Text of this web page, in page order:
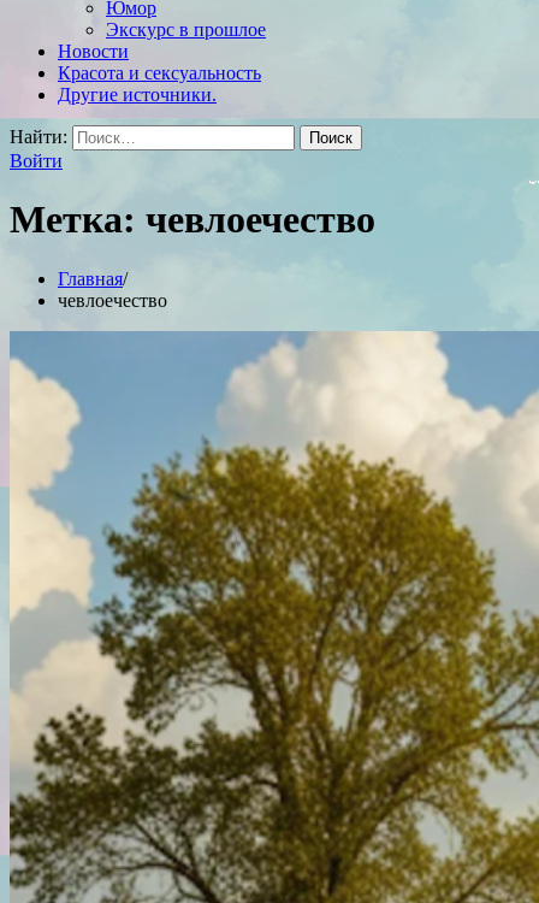
Юмор
Экскурс в прошлое
Новости
Красота и сексуальность
Другие источники.
Найти:
Войти
Метка: чевлоечество
Главная
чевлоечество